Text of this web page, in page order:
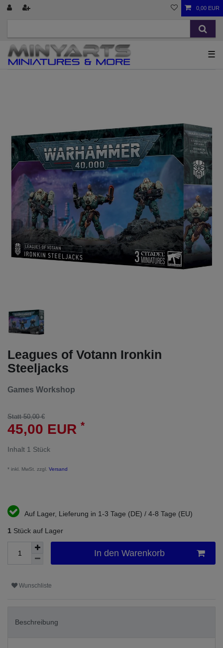
0,00 EUR
☰
Leagues of Votann Ironkin
Steeljacks
Games Workshop
Statt 50,00 €
45,00 EUR *
Inhalt 1 Stück
* inkl. MwSt. zzgl. Versand
Auf Lager, Lieferung in 1-3 Tage (DE) / 4-8 Tage (EU)
1 Stück auf Lager
In den Warenkorb
Wunschliste
Beschreibung